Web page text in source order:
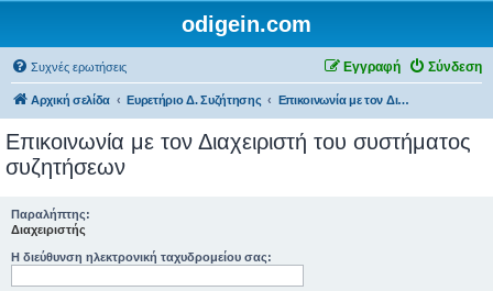
odigein.com
Συχνές ερωτήσεις Σύνδεση
Εγγραφή
Αρχική σελίδα Ευρετήριο Δ. Συζήτησης Επικοινωνία με τον Διαχειριστή του συστήματος συζητήσεων
Επικοινωνία με τον Διαχειριστή του συστήματος
συζητήσεων
Παραλήπτης:
Διαχειριστής
Η διεύθυνση ηλεκτρονική ταχυδρομείου σας: